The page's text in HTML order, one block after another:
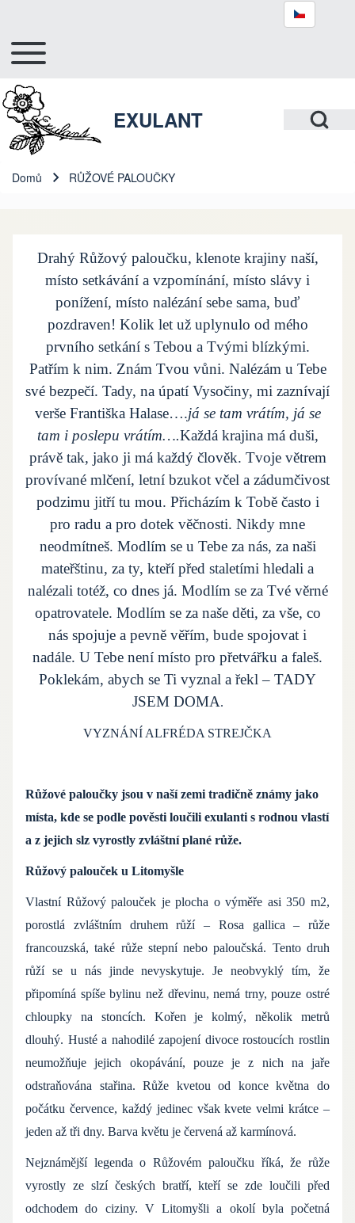
Close search
Hlavní navigace
Toggle main menu
Open Search
EXULANT
Domů RŮŽOVÉ PALOUČKY
Drahý Růžový paloučku, klenote krajiny naší,
místo setkávání a vzpomínání, místo slávy i
ponížení, místo nalézání sebe sama, buď
pozdraven! Kolik let už uplynulo od mého
prvního setkání s Tebou a Tvými blízkými.
Patřím k nim. Znám Tvou vůni. Nalézám u Tebe
své bezpečí. Tady, na úpatí Vysočiny, mi zaznívají
verše Františka Halase….já se tam vrátím, já se
tam i poslepu vrátím….Každá krajina má duši,
právě tak, jako ji má každý člověk. Tvoje větrem
provívané mlčení, letní bzukot včel a zádumčivost
podzimu jitří tu mou. Přicházím k Tobě často i
pro radu a pro dotek věčnosti. Nikdy mne
neodmítneš. Modlím se u Tebe za nás, za naši
mateřštinu, za ty, kteří před staletími hledali a
nalézali totéž, co dnes já. Modlím se za Tvé věrné
opatrovatele. Modlím se za naše děti, za vše, co
nás spojuje a pevně věřím, bude spojovat i
nadále. U Tebe není místo pro přetvářku a faleš.
Poklekám, abych se Ti vyznal a řekl – TADY
JSEM DOMA.
VYZNÁNÍ ALFRÉDA STREJČKA
Růžové paloučky jsou v naší zemi tradičně známy jako
místa, kde se podle pověsti loučili exulanti s rodnou vlastí
a z jejich slz vyrostly zvláštní plané růže.
Růžový palouček u Litomyšle
Vlastní Růžový palouček je plocha o výměře asi 350 m2,
porostlá zvláštním druhem růží – Rosa gallica – růže
francouzská, také růže stepní nebo paloučská. Tento druh
růží se u nás jinde nevyskytuje. Je neobvyklý tím, že
připomíná spíše bylinu než dřevinu, nemá trny, pouze ostré
chloupky na stoncích. Kořen je kolmý, několik metrů
dlouhý. Husté a nahodilé zapojení divoce rostoucích rostlin
neumožňuje jejich okopávání, pouze je z nich na jaře
odstraňována stařina. Růže kvetou od konce května do
počátku července, každý jedinec však kvete velmi krátce –
jeden až tři dny. Barva květu je červená až karmínová.
Nejznámější legenda o Růžovém paloučku říká, že růže
vyrostly ze slzí českých bratří, kteří se zde loučili před
odchodem do ciziny. V Litomyšli a okolí byla početná